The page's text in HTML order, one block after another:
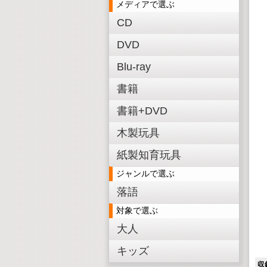
メディアで選ぶ
CD
DVD
Blu-ray
書籍
書籍+DVD
木製玩具
紙製知育玩具
ジャンルで選ぶ
落語
対象で選ぶ
大人
キッズ
収